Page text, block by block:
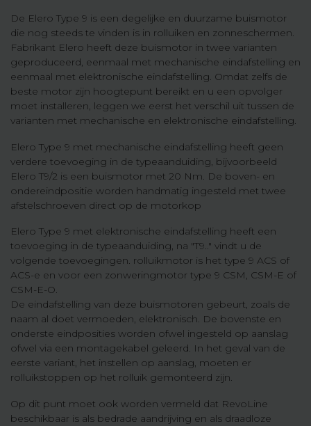
De Elero Type 9 is een degelijke en duurzame buismotor
die nog steeds te vinden is in rolluiken en zonneschermen.
Fabrikant Elero heeft deze buismotor in twee varianten
geproduceerd, eenmaal met mechanische eindafstelling en
eenmaal met elektronische eindafstelling. Omdat zelfs de
beste motor zijn hoogtepunt bereikt en u een opvolger
moet installeren, leggen we eerst het verschil uit tussen de
varianten met mechanische en elektronische eindafstelling.
Elero Type 9 met mechanische eindafstelling heeft geen
verdere toevoeging in de typeaanduiding, bijvoorbeeld
Elero T9/2 is een buismotor met 20 Nm. De boven- en
ondereindpositie worden handmatig ingesteld met twee
afstelschroeven direct op de motorkop
Elero Type 9 met elektronische eindafstelling heeft een
toevoeging in de typeaanduiding, na "T9.." vindt u de
volgende toevoegingen. rolluikmotor is het type 9 ACS of
ACS-e en voor een zonweringmotor type 9 CSM, CSM-E of
CSM-E-O.
De eindafstelling van deze buismotoren gebeurt, zoals de
naam al doet vermoeden, elektronisch. De bovenste en
onderste eindposities worden ofwel ingesteld op aanslag
ofwel via een montagekabel geleerd. In het geval van de
eerste variant, het instellen op aanslag, moeten er
rolluikstoppen op het rolluik gemonteerd zijn.
Op dit punt moet ook worden vermeld dat RevoLine
beschikbaar is als bedrade aandrijving en als draadloze